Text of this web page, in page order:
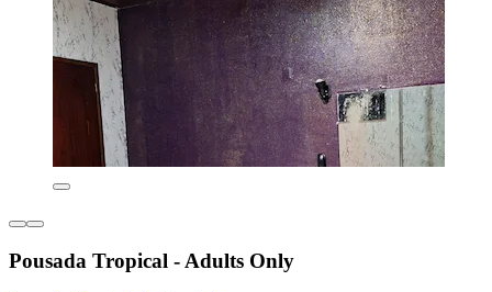
Pousada Tropical - Adults Only